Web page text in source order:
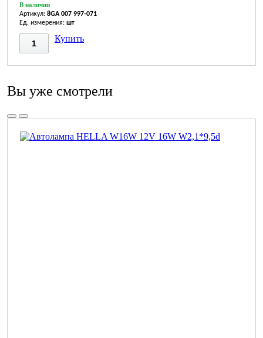
В наличии
Артикул: 8GA 007 997-071
Ед. измерения: шт
Купить
Вы уже смотрели